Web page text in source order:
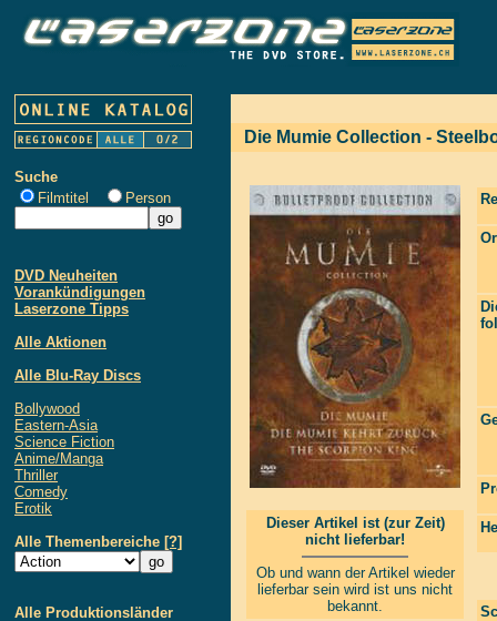
Suche
Filmtitel
Person
DVD Neuheiten
Vorankündigungen
Laserzone Tipps
Alle Aktionen
Alle Blu-Ray Discs
Bollywood
Eastern-Asia
Science Fiction
Anime/Manga
Thriller
Comedy
Erotik
Alle Themenbereiche [?]
Alle Produktionsländer
Die Mumie Collection -
Dieser Artikel ist (zur Zeit)
nicht lieferbar!
Ob und wann der Artikel wieder
lieferbar sein wird ist uns nicht
bekannt.